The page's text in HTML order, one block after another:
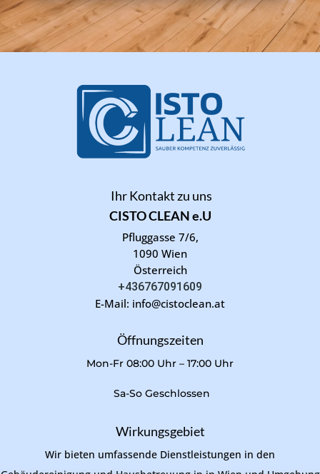
Ihr Kontakt zu uns
CISTO CLEAN e.U
Pfluggasse 7/6,
1090 Wien
Österreich
+436767091609
E-Mail: info@cistoclean.at
Öffnungszeiten
Mon-Fr 08:00 Uhr – 17:00 Uhr
Sa-So Geschlossen
Wirkungsgebiet
Wir bieten umfassende Dienstleistungen in den